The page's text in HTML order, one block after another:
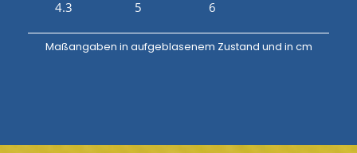
4.3 5 6
Maßangaben in aufgeblasenem Zustand und in cm